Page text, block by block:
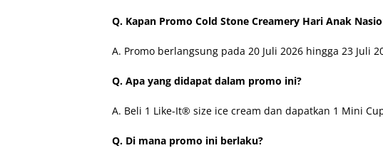
Q. Kapan Promo Cold Stone Creamery Hari Anak
A. Promo berlangsung pada 20 Juli 2026 hingga 23 Juli
Q. Apa yang didapat dalam promo ini?
A. Beli 1 Like-It® size ice cream dan dapatkan 1 Mini
Q. Di mana promo ini berlaku?